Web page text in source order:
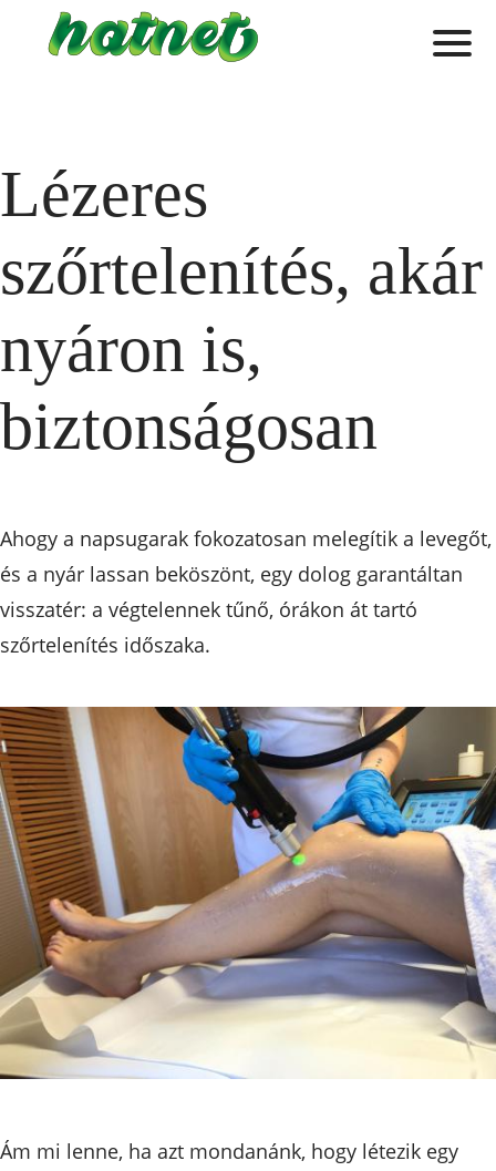
Lézeres
szőrtelenítés, akár
nyáron is,
biztonságosan
Ahogy a napsugarak fokozatosan melegítik a levegőt,
és a nyár lassan beköszönt, egy dolog garantáltan
visszatér: a végtelennek tűnő, órákon át tartó
szőrtelenítés időszaka.
Ám mi lenne, ha azt mondanánk, hogy létezik egy